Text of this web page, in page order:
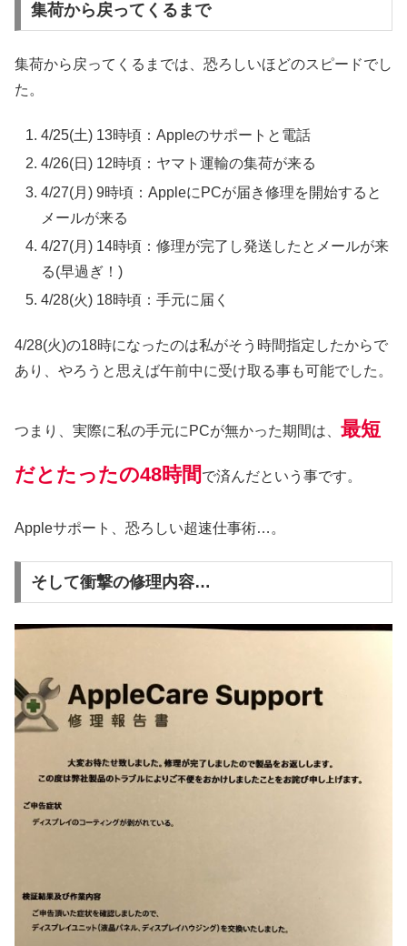
集荷から戻ってくるまで
集荷から戻ってくるまでは、恐ろしいほどのスピードでし
た。
4/25(土) 13時頃：Appleのサポートと電話
4/26(日) 12時頃：ヤマト運輸の集荷が来る
4/27(月) 9時頃：AppleにPCが届き修理を開始すると
メールが来る
4/27(月) 14時頃：修理が完了し発送したとメールが来
る(早過ぎ！)
4/28(火) 18時頃：手元に届く
4/28(火)の18時になったのは私がそう時間指定したからで
あり、やろうと思えば午前中に受け取る事も可能でした。
つまり、実際に私の手元にPCが無かった期間は、 最短
だとたったの48時間 で済んだという事です。
Appleサポート、恐ろしい超速仕事術…。
そして衝撃の修理内容…